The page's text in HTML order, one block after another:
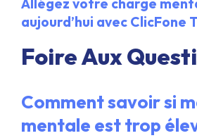
Allégez votre charge
aujourd’hui avec
Foire Aux
Comment savoir si
mentale est trop